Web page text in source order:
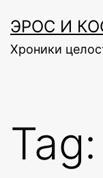
to
content
ЭРОС И
Хроники
Tag: